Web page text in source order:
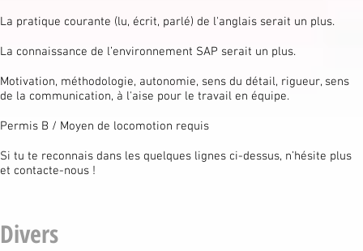
La pratique courante (lu, écrit, parlé) de l'anglais serait un plus.
La connaissance de l’environnement SAP serait un plus.
Motivation, méthodologie, autonomie, sens du détail, rigueur, sens
de la communication, à l'aise pour le travail en équipe.
Permis B / Moyen de locomotion requis
Si tu te reconnais dans les quelques lignes ci-dessus, n’hésite plus
et contacte-nous !
Divers